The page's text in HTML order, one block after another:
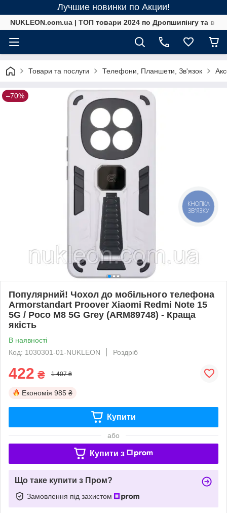
Лучшие новинки по Акции!
NUKLEON.com.ua | ТОП товари 2024 по Дропшипінгу та в
Товари та послуги Телефони, Планшети, Зв'язок
–70%
Популярний! Чохол до мобільного телефона
Armorstandart Proover Xiaomi Redmi Note 15
5G / Poco M8 5G Grey (ARM89748) - Краща
якість
В наявності
Код: 1030301-01-NUKLEON
Роздріб
422 ₴ 1 407 ₴
Економія 985 ₴
Купити
або
Купити з
Що таке купити з Пром?
Замовлення під захистом
КНОПКА
ЗВ'ЯЗКУ